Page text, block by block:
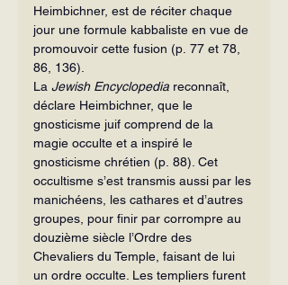
Heimbichner, est de réciter chaque
jour une formule kabbaliste en vue de
promouvoir cette fusion (p. 77 et 78,
86, 136).
La Jewish Encyclopedia reconnaît,
déclare Heimbichner, que le
gnosticisme juif comprend de la
magie occulte et a inspiré le
gnosticisme chrétien (p. 88). Cet
occultisme s’est transmis aussi par les
manichéens, les cathares et d’autres
groupes, pour finir par corrompre au
douzième siècle l’Ordre des
Chevaliers du Temple, faisant de lui
un ordre occulte. Les templiers furent